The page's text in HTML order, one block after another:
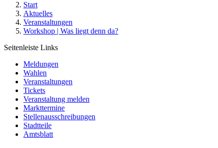
Start
Aktuelles
Veranstaltungen
Workshop | Was liegt denn da?
Seitenleiste Links
Meldungen
Wahlen
Veranstaltungen
Tickets
Veranstaltung melden
Markttermine
Stellenausschreibungen
Stadtteile
Amtsblatt